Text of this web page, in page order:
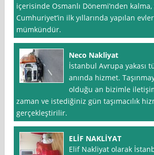
içerisinde Osmanlı Dönemi’nden kalma,
Cumhuriyet’in ilk yıllarında yapılan
mümkündür.
Neco Nakliyat
İstanbul Avrupa yakası
anında hizmet.
olduğu an bizimle
zaman ve istediğiniz gün taşımacılık
gerçekleştirilir.
ELİF NAKLİYAT
Elif Nakliyat olarak